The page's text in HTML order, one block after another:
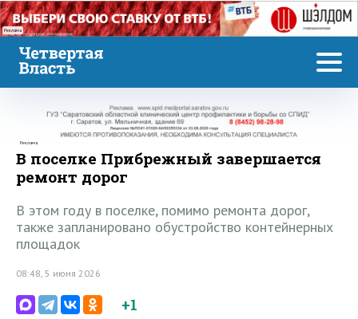
Реклама
Реклама
В поселке Прибрежный завершается
ремонт дорог
В этом году в поселке, помимо ремонта дорог,
также запланировано обустройство контейнерных
площадок
08:48, 5 июня 2026
+1